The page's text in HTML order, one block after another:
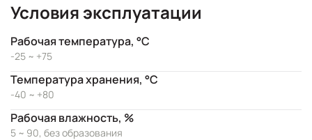
Условия эксплуатации
Рабочая температура, °C
-25 ~ +75
Температура хранения, °C
-40 ~ +80
Рабочая влажность, %
5 ~ 90, без образования